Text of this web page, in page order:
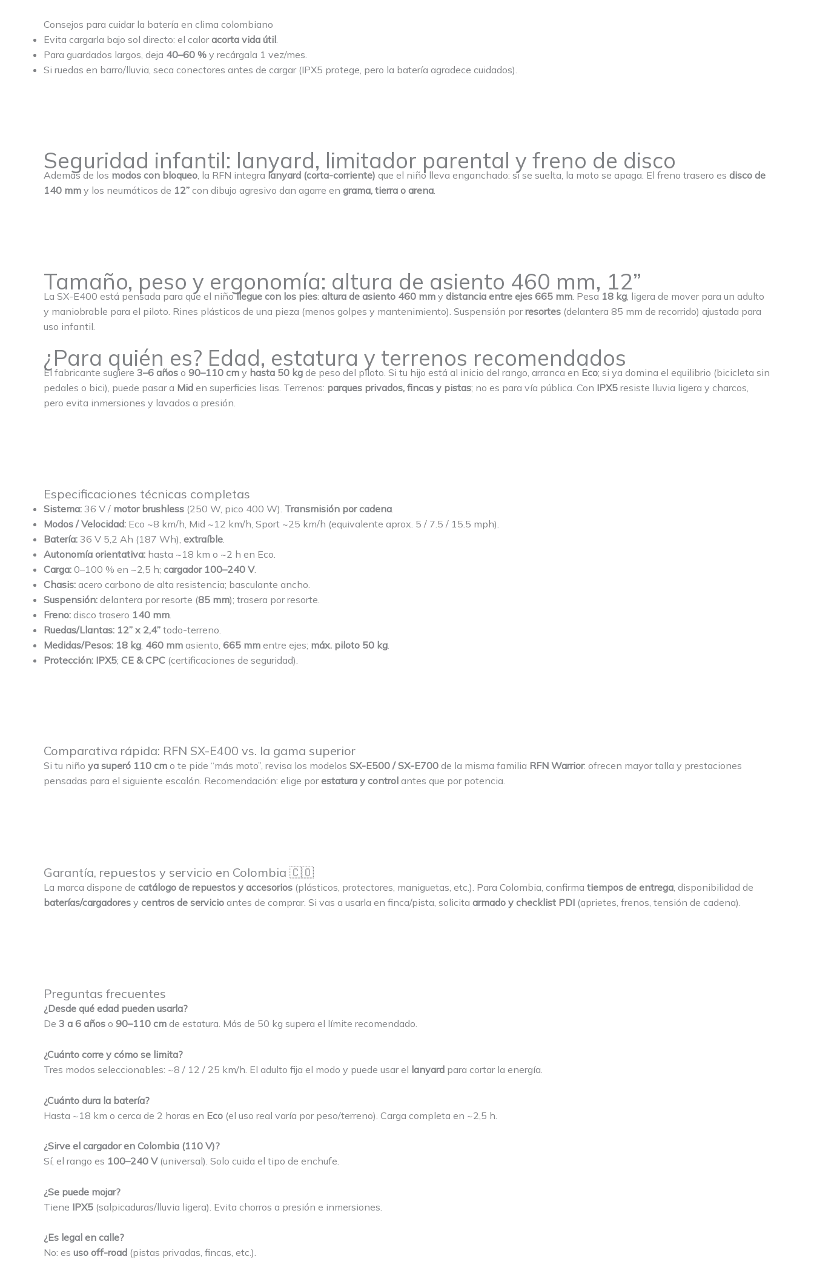
Consejos para cuidar la batería en clima colombiano
Evita cargarla bajo sol directo: el caloracorta vida útil
Para guardados largos, deja 40–60 % y recárgala 1 vez/mes.
Si ruedas en barro/lluvia, seca conectores antes de cargar (IPX5 protege, pero la batería agradece cuidados).
Seguridad infantil: lanyard, limitador parental y freno de disco
Además de los modos con bloqueo , la RFN integra lanyard (corta-corriente) que el niño lleva enganchado: si se suelta, la moto se apaga. El freno trasero es disco de
140 mm y los neumáticos de 12” con dibujo agresivo dan agarre en grama, tierra o arena
Tamaño, peso y ergonomía: altura de asiento 460 mm, 12”
La SX-E400 está pensada para que el niñollegue con los pies: altura de asiento 460 mm y distancia entre ejes 665 mm. Pesa 18 kg, ligera de mover para un adulto
y maniobrable para el piloto. Rines plásticos de una pieza (menos golpes y mantenimiento). Suspensión porresortes (delantera 85 mm de recorrido) ajustada para
uso infantil.
¿Para quién es? Edad, estatura y terrenos recomendados
El fabricante sugiere 3–6 años o 90–110 cm y hasta 50 kg de peso del piloto. Si tu hijo está al inicio del rango, arranca en Eco; si ya domina el equilibrio (bicicleta sin
pedales o bici), puede pasar a Mid en superficies lisas. Terrenos: parques privados, fincas y pistas; no es para vía pública. Con IPX5 resiste lluvia ligera y charcos,
pero evita inmersiones y lavados a presión.
Especificaciones técnicas completas
Sistema: 36 V / motor brushless (250 W, pico 400 W). Transmisión por cadena.
Modos / Velocidad: Eco ~8 km/h, Mid ~12 km/h, Sport ~25 km/h (equivalente aprox. 5 / 7.5 / 15.5 mph).
Batería: 36 V 5,2 Ah (187 Wh), extraíble.
Autonomía orientativa: hasta ~18 km o ~2 h en Eco.
Carga: 0–100 % en ~2,5 h; cargador 100–240 V.
Chasis: acero carbono de alta resistencia; basculante ancho.
Suspensión: delantera por resorte (85 mm); trasera por resorte.
Freno: disco trasero 140 mm.
Ruedas/Llantas: 12” x 2,4” todo-terreno.
Medidas/Pesos: 18 kg, 460 mm asiento, 665 mm entre ejes; máx. piloto 50 kg.
Protección: IPX5; CE & CPC (certificaciones de seguridad).
Comparativa rápida: RFN SX-E400 vs. la gama superior
Si tu niño ya superó 110 cm o te pide “más moto”, revisa los modelos SX-E500 / SX-E700 de la misma familia RFN Warrior: ofrecen mayor talla y prestaciones
pensadas para el siguiente escalón. Recomendación: elige porestatura y control antes que por potencia.
Garantía, repuestos y servicio en Colombia 🇨🇴
La marca dispone de catálogo de repuestos y accesorios (plásticos, protectores, maniguetas, etc.). Para Colombia, confirma tiempos de entrega , disponibilidad de
baterías/cargadores y centros de servicio antes de comprar. Si vas a usarla en finca/pista, solicita armado y checklist PDI (aprietes, frenos, tensión de cadena).
Preguntas frecuentes
¿Desde qué edad pueden usarla?
De 3 a 6 años o 90–110 cm de estatura. Más de 50 kg supera el límite recomendado.
¿Cuánto corre y cómo se limita?
Tres modos seleccionables: ~8 / 12 / 25 km/h. El adulto fija el modo y puede usar el lanyard para cortar la energía.
¿Cuánto dura la batería?
Hasta ~18 km o cerca de 2 horas en Eco (el uso real varía por peso/terreno). Carga completa en ~2,5 h.
¿Sirve el cargador en Colombia (110 V)?
Sí, el rango es 100–240 V(universal). Solo cuida el tipo de enchufe.
¿Se puede mojar?
Tiene IPX5 (salpicaduras/lluvia ligera). Evita chorros a presión e inmersiones.
¿Es legal en calle?
No: es uso off-road (pistas privadas, fincas, etc.).